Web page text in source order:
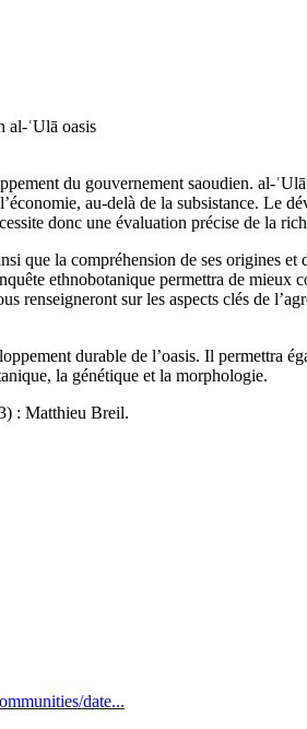
al-ʿUlā oasis
du gouvernement saoudien. al-
au-delà de la subsistance. Le
donc une évaluation précise de la
que la compréhension de ses origines
ethnobotanique permettra de mieux
renseigneront sur les aspects clés de
durable de l’oasis. Il permettra
la génétique et la morphologie.
: Matthieu Breil.
date...